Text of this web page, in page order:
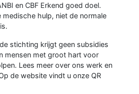
en CBF Erkend goed doel.
hulp, niet de normale
stichting krijgt geen subsidies
mensen met groot hart voor
Lees meer over ons werk en
de website vindt u onze QR